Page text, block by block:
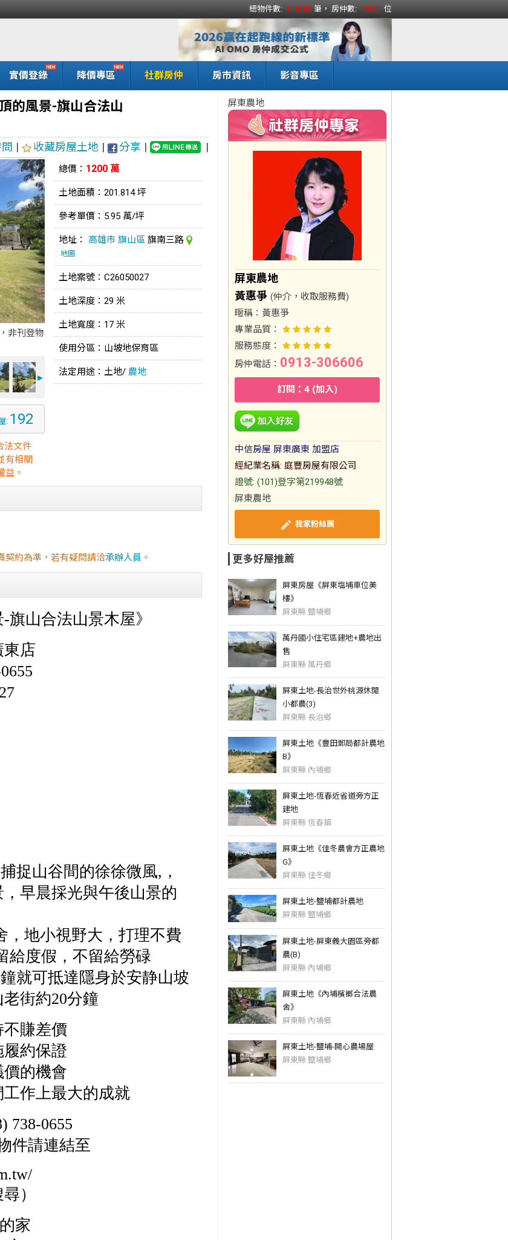
總物件數: 111650 筆， 房仲數: 15331 位
實價登錄 降價專區 社群房仲 房市資訊 影音專區
的風景-旗山合法山
| 收藏房屋土地 | 分享 | |
非刊登物
►
: 192
法文件
有相關
益。
總價： 1200 萬
土地面積：201.814 坪
參考單價：5.95 萬/坪
地址： 高雄市 旗山區 旗南三路
地圖
土地案號：C26050027
土地深度：29 米
土地寬度：17 米
使用分區：山坡地保育區
法定用途：土地/ 農地
契約為準，若有疑問請洽承辦人員 。
屏東農地
屏東農地
黃惠爭 (仲介，收取服務費)
暱稱： 黃惠爭
專業品質：
服務態度：
房仲電話： 0913-306606
訂閱：4 (加入)
中信房屋 屏東廣東 加盟店
經紀業名稱: 庭豐房屋有限公司
證號: (101)登字第219948號
屏東農地
我家粉絲團
更多好屋推薦
屏東房屋《屏東塩埔車位美
樓》
屏東縣 鹽埔鄉
萬丹國小住宅區建地+農地出
售
屏東縣 萬丹鄉
屏東土地-長治世外桃源休閒
小都農(3)
屏東縣 長治鄉
屏東土地《豐田郵局都計農地
B》
屏東縣 內埔鄉
屏東土地-恆春近省道旁方正
建地
屏東縣 恆春鎮
屏東土地《佳冬農會方正農地
G》
屏東縣 佳冬鄉
屏東土地-鹽埔都計農地
屏東縣 鹽埔鄉
屏東土地-屏東義大園區旁都
農(B)
屏東縣 內埔鄉
屏東土地《內埔檳榔合法農
舍》
屏東縣 內埔鄉
屏東土地-鹽埔-開心農場屋
屏東縣 鹽埔鄉